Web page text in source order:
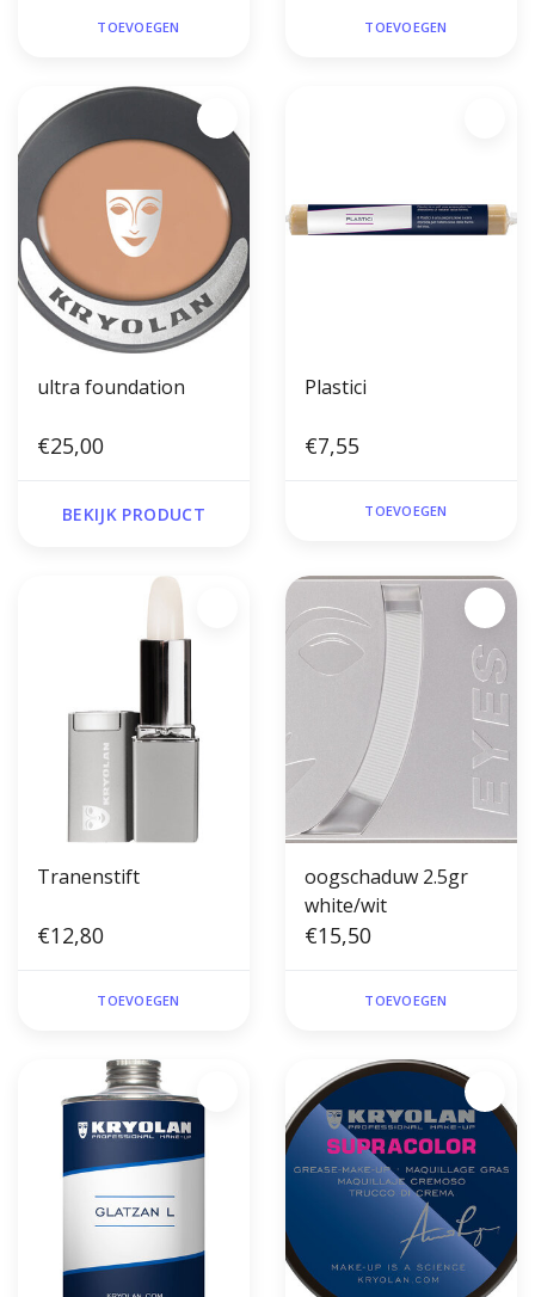
TOEVOEGEN TOEVOEGEN
ultra foundation
€25,00
BEKIJK PRODUCT
Plastici
€7,55
TOEVOEGEN
Tranenstift
€12,80
TOEVOEGEN
oogschaduw 2.5gr
white/wit
€15,50
TOEVOEGEN